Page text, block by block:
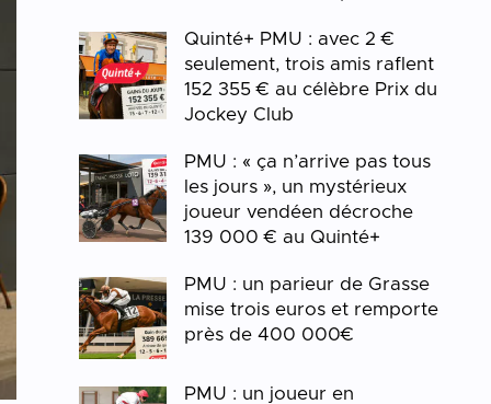
Quinté+ PMU : avec 2 €
seulement, trois amis raflent
152 355 € au célèbre Prix du
Jockey Club
PMU : « ça n’arrive pas tous
les jours », un mystérieux
joueur vendéen décroche
139 000 € au Quinté+
PMU : un parieur de Grasse
mise trois euros et remporte
près de 400 000€
PMU : un joueur en